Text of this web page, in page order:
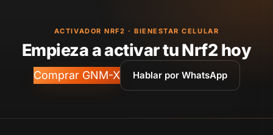
ACTIVADOR NRF2 · BIENESTAR CELULAR
Empieza a activar tu Nrf2 hoy
Comprar GNM-X Hablar por WhatsApp